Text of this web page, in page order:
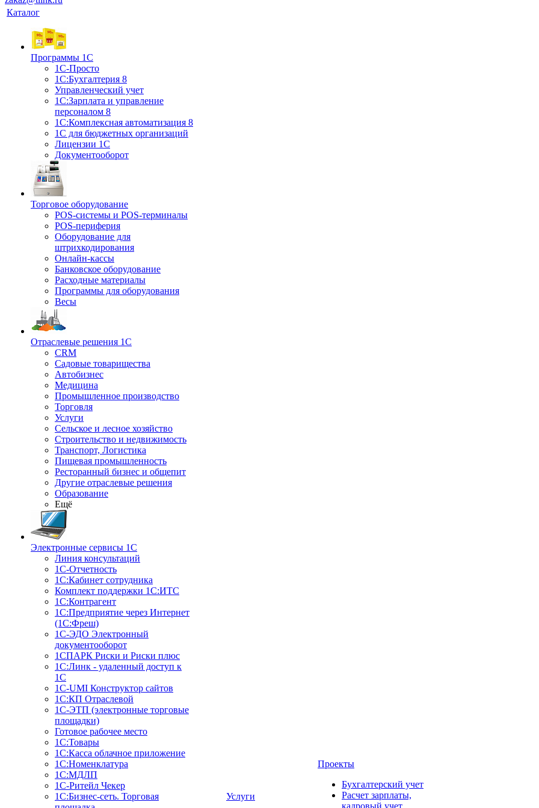
Каталог
Программы 1С
1С-Просто
1С:Бухгалтерия 8
Управленческий учет
1С:Зарплата и управление
персоналом 8
1C:Комплексная автоматизация 8
1С для бюджетных организаций
Лицензии 1С
Документооборот
Торговое оборудование
POS-системы и POS-терминалы
POS-периферия
Оборудование для
штрихкодирования
Онлайн-кассы
Банковское оборудование
Расходные материалы
Программы для оборудования
Весы
Отраслевые решения 1С
CRM
Садовые товарищества
Автобизнес
Медицина
Промышленное производство
Торговля
Услуги
Сельское и лесное хозяйство
Строительство и недвижимость
Транспорт, Логистика
Пищевая промышленность
Ресторанный бизнес и общепит
Другие отраслевые решения
Образование
Ещё
Электронные сервисы 1С
Линия консультаций
1С-Отчетность
1С:Кабинет сотрудника
Комплект поддержки 1С:ИТС
1С:Контрагент
1С:Предприятие через Интернет
(1С:Фреш)
1С-ЭДО Электронный
документооборот
1СПАРК Риски и Риски плюс
1С:Линк - удаленный доступ к
1С
1С-UMI Конструктор сайтов
1С:КП Отраслевой
1С-ЭТП (электронные торговые
площадки)
Готовое рабочее место
1С:Товары
1С:Касса облачное приложение
1С:Номенклатура
1С:МДЛП
1C-Ритейл Чекер
1C:Бизнес-сеть. Торговая
Услуги
Проекты
Бухгалтерский учет
Расчет зарплаты,
кадровый учет